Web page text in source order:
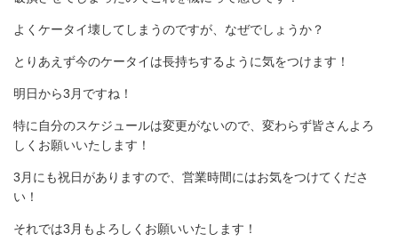
よくケータイ壊してしまうのですが、なぜでしょうか？
とりあえず今のケータイは長持ちするように気をつけます！
明日から3月ですね！
特に自分のスケジュールは変更がないので、変わらず皆さんよろ
しくお願いいたします！
3月にも祝日がありますので、営業時間にはお気をつけてくださ
い！
それでは3月もよろしくお願いいたします！